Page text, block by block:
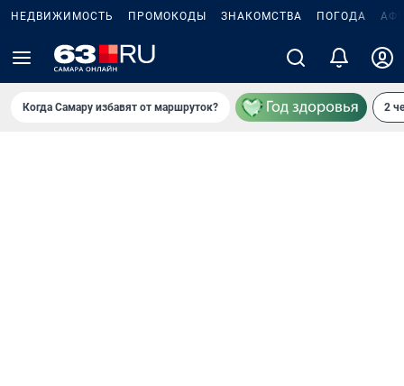
НЕДВИЖИМОСТЬ ПРОМОКОДЫ ЗНАКОМСТВА ПОГОДА
Когда Самару избавят от маршруток? 2